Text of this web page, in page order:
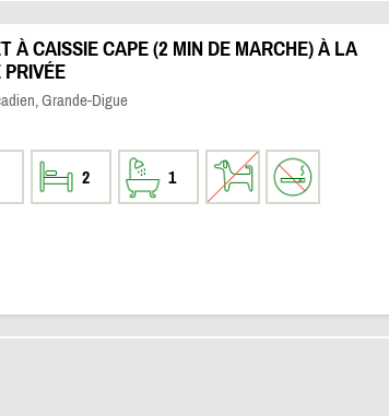
À CAISSIE CAPE (2 MIN DE MARCHE) À LA
Grande-Digue
2 1